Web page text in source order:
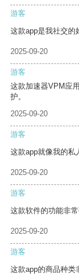
游客
这款app是我社交的
2025-09-20
游客
这款加速器VPM应
护。
2025-09-20
游客
这款app就像我的私
2025-09-20
游客
这款软件的功能非
2025-09-20
游客
这款app的商品种类